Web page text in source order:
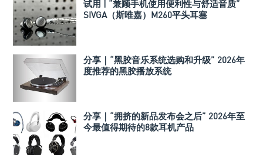
试用 | “兼顾手机使用便利性与舒适音质”
SIVGA（斯唯嘉）M260平头耳塞
分享｜“黑胶音乐系统选购和升级” 2026年
度推荐的黑胶播放系统
分享｜“拥挤的新品发布会之后” 2026年至
今最值得期待的8款耳机产品